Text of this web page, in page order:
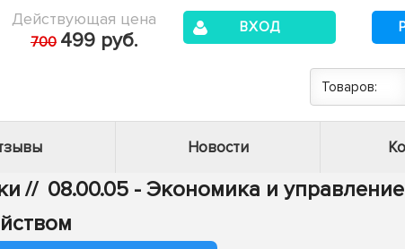
Действующая цена
700 499 руб.
ВХОД
Товаров:
Новости
// 08.00.05 - Экономика и